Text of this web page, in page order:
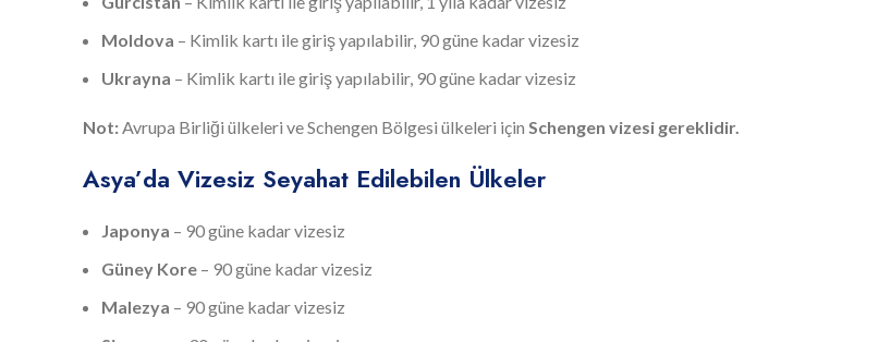
Moldova – Kimlik kartı ile giriş yapılabilir, 90 güne kadar vizesiz
Ukrayna – Kimlik kartı ile giriş yapılabilir, 90 güne kadar vizesiz
Not:Avrupa Birliği ülkeleri ve Schengen Bölgesi ülkeleri için Schengen vizesi gereklidir.
Asya’da Vizesiz Seyahat Edilebilen Ülkeler
Japonya – 90 güne kadar vizesiz
Güney Kore – 90 güne kadar vizesiz
Malezya – 90 güne kadar vizesiz